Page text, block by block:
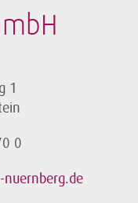
1
0
nuernberg.de